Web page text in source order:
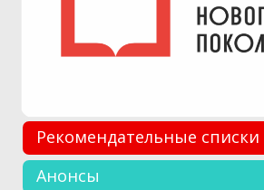
Рекомендательные списки
Анонсы